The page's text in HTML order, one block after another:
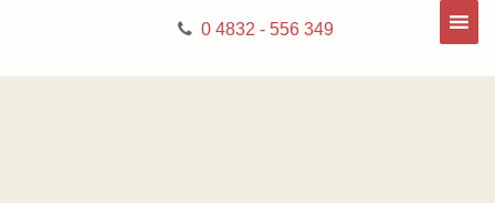
0 4832 - 556 349